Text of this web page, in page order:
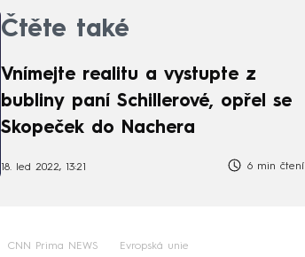
Čtěte také
Vnímejte realitu a vystupte z
bubliny paní Schillerové, opřel se
Skopeček do Nachera
18. led 2022, 13:21 6 min čtení
CNN Prima NEWS Evropská unie